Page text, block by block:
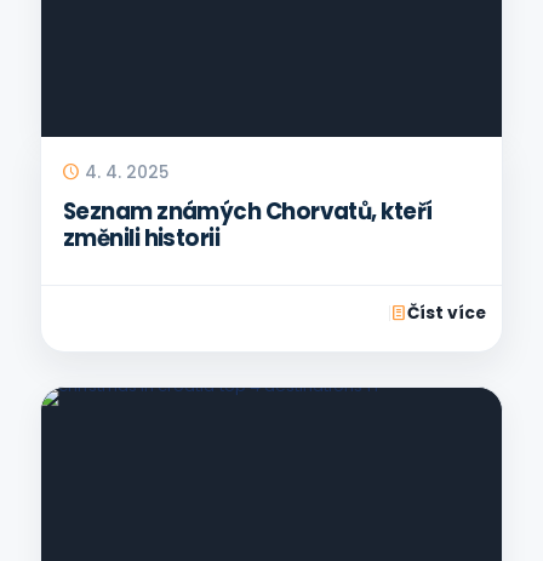
4. 4. 2025
Seznam známých Chorvatů, kteří
změnili historii
Číst více